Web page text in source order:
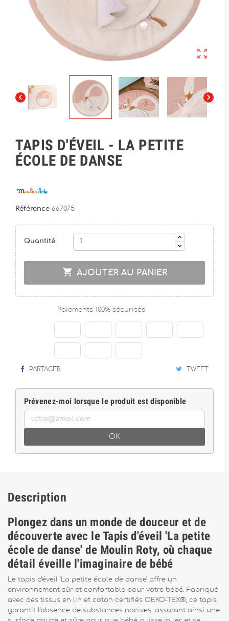

 
TAPIS D'ÉVEIL - LA PETITE
ÉCOLE DE DANSE
Référence 667075
Quantité
 AJOUTER AU PANIER
Paiements 100% sécurisés
PARTAGER TWEET
Prévenez-moi lorsque le produit est disponible
OK
Description
Plongez dans un monde de douceur et de
découverte avec le Tapis d'éveil 'La petite
école de danse' de Moulin Roty, où chaque
détail éveille l'imaginaire de bébé
Le tapis d'éveil 'La petite école de danse' offre un
environnement sûr et confortable pour votre bébé. Fabriqué
avec des tissus en lin et coton certifiés OEKO-TEX®, ce tapis
garantit l'absence de substances nocives, assurant ainsi une